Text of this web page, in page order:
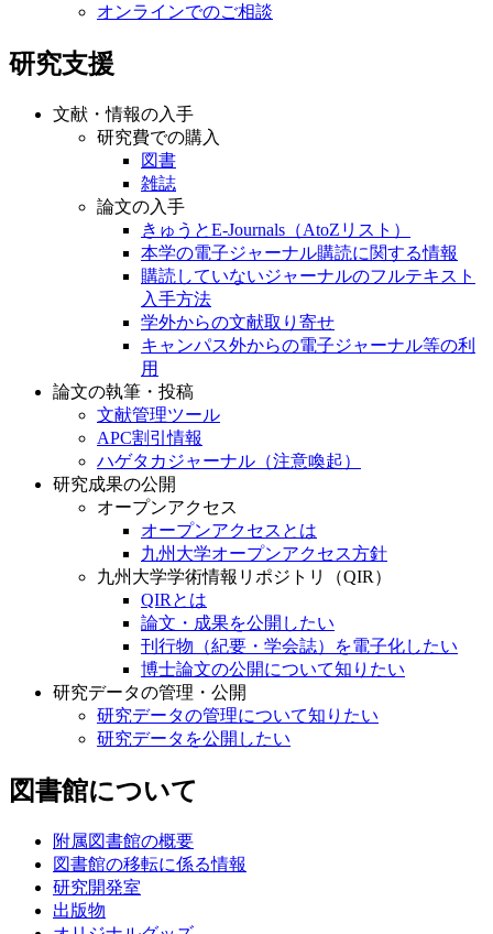
オンラインでのご相談
研究支援
文献・情報の入手
研究費での購入
図書
雑誌
論文の入手
きゅうとE-Journals（AtoZリスト）
本学の電子ジャーナル購読に関する情報
購読していないジャーナルのフルテキスト
入手方法
学外からの文献取り寄せ
キャンパス外からの電子ジャーナル等の利
用
論文の執筆・投稿
文献管理ツール
APC割引情報
ハゲタカジャーナル（注意喚起）
研究成果の公開
オープンアクセス
オープンアクセスとは
九州大学オープンアクセス方針
九州大学学術情報リポジトリ（QIR）
QIRとは
論文・成果を公開したい
刊行物（紀要・学会誌）を電子化したい
博士論文の公開について知りたい
研究データの管理・公開
研究データの管理について知りたい
研究データを公開したい
図書館について
附属図書館の概要
図書館の移転に係る情報
研究開発室
出版物